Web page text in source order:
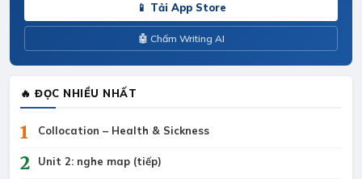
📱 Tải App Store
🤖 Chấm Writing AI
🔥 ĐỌC NHIỀU NHẤT
1 Collocation – Health & Sickness
2 Unit 2: nghe map (tiếp)